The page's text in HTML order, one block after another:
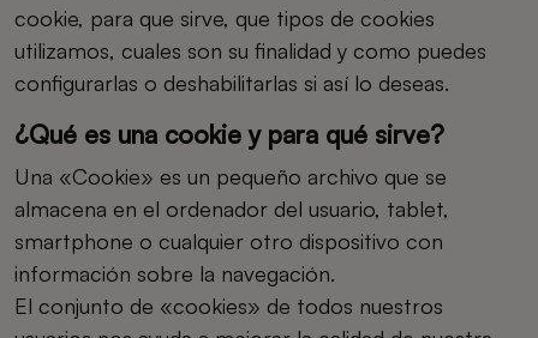
cookie, para que sirve, que tipos de cookies
utilizamos, cuales son su finalidad y como puedes
configurarlas o deshabilitarlas si así lo deseas.
¿Qué es una cookie y para qué sirve?
Una «Cookie» es un pequeño archivo que se
almacena en el ordenador del usuario, tablet,
smartphone o cualquier otro dispositivo con
información sobre la navegación.
El conjunto de «cookies» de todos nuestros